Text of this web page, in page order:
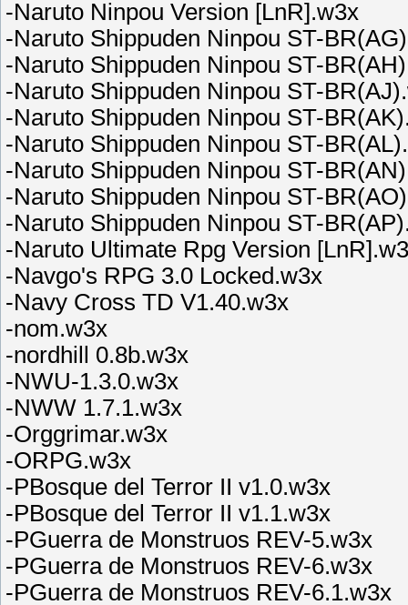
-Naruto Ninpou Version [LnR].w3x
-Naruto Shippuden Ninpou ST-
-Naruto Shippuden Ninpou ST-
-Naruto Shippuden Ninpou ST-
-Naruto Shippuden Ninpou ST-
-Naruto Shippuden Ninpou ST-
-Naruto Shippuden Ninpou ST-
-Naruto Shippuden Ninpou ST-
-Naruto Shippuden Ninpou ST-
-Naruto Ultimate Rpg Version
-Navgo's RPG 3.0 Locked.w3x
-Navy Cross TD V1.40.w3x
-nom.w3x
-nordhill 0.8b.w3x
-NWU-1.3.0.w3x
-NWW 1.7.1.w3x
-Orggrimar.w3x
-ORPG.w3x
-PBosque del Terror II v1.0.w3x
-PBosque del Terror II v1.1.w3x
-PGuerra de Monstruos REV-5.w3x
-PGuerra de Monstruos REV-6.w3x
-PGuerra de Monstruos REV-6.1.w3x